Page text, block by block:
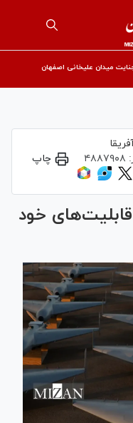
میدان علیخانی اصفهان
۴۸۸۷۹۰۸ چاپ
قابلیت‌های خود